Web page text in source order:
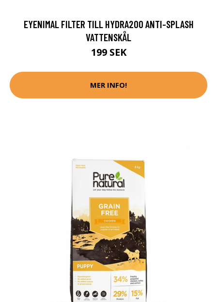
EYENIMAL FILTER TILL HYDRA200 ANTI-SPLASH
VATTENSKÅL
199 SEK
MER INFO!